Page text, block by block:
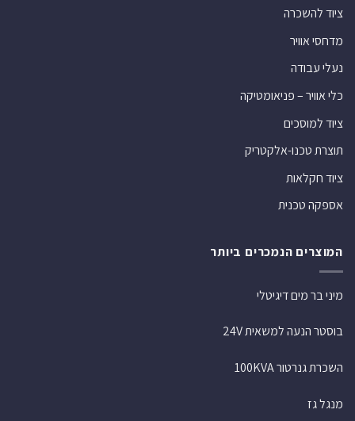
ציוד להשכרה
מדחסי אוויר
נעלי עבודה
כלי אוויר – פניאומטיקה
ציוד למוסכים
תוצרת טכנו-אלקטריק
ציוד חקלאות
אספקה טכנית
המוצרים הנמכרים ביותר
מיני בר מים דיגיטלי
בוסטר הנעה למשאית 24V
השכרת גנרטור 100KVA
מנגל גז